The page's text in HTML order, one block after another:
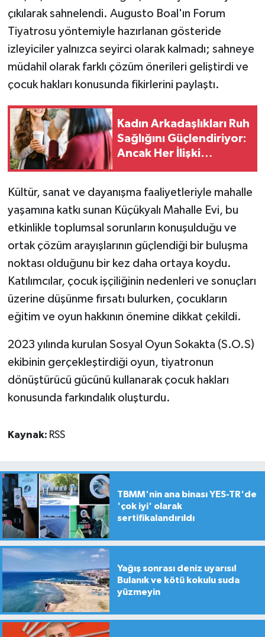
çıkılarak sahnelendi. Augusto Boal'ın Forum
Tiyatrosu yöntemiyle hazırlanan gösteride
izleyiciler yalnızca seyirci olarak kalmadı; sahneye
müdahil olarak farklı çözüm önerileri geliştirdi ve
çocuk hakları konusunda fikirlerini paylaştı.
Kadın Arkadaşlıkları Ruh
Sağlığını Güçlendiriyor:
Ancak Her İlişki
Kültür, sanat ve dayanışma faaliyetleriyle mahalle
yaşamına katkı sunan Küçükyalı Mahalle Evi, bu
etkinlikle toplumsal sorunların konuşulduğu ve
ortak çözüm arayışlarının güçlendiği bir buluşma
noktası olduğunu bir kez daha ortaya koydu.
Katılımcılar, çocuk işçiliğinin nedenleri ve sonuçları
üzerine düşünme fırsatı bulurken, çocukların
eğitim ve oyun hakkının önemine dikkat çekildi.
2023 yılında kurulan Sosyal Oyun Sokakta (S.O.S)
ekibinin gerçekleştirdiği oyun, tiyatronun
dönüştürücü gücünü kullanarak çocuk hakları
konusunda farkındalık oluşturdu.
Kaynak: RSS
TBMM'nin ana binası YES-TR'de
'çok iyi' olarak
sertifikalandırıldı
Yağış sonrası deniz uyarısı!
Bulanık ve kötü kokulu suda
yüzmeyin